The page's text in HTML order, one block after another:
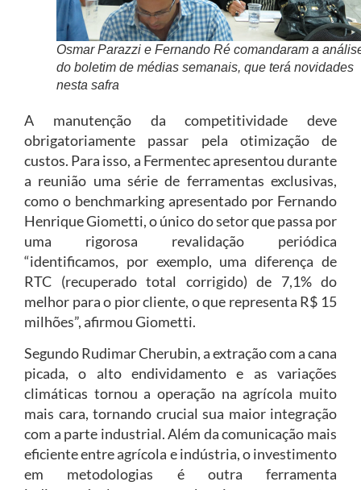
Osmar Parazzi e Fernando Ré comandaram a
do boletim de médias semanais, que terá novidades
nesta safra
A manutenção da competitividade deve
obrigatoriamente passar pela otimização de
custos. Para isso, a Fermentec apresentou durante
a reunião uma série de ferramentas exclusivas,
como o benchmarking apresentado por Fernando
Henrique Giometti, o único do setor que passa por
uma rigorosa revalidação periódica
“identificamos, por exemplo, uma diferença de
RTC (recuperado total corrigido) de 7,1% do
melhor para o pior cliente, o que representa R$ 15
milhões”, afirmou Giometti.
Segundo Rudimar Cherubin, a extração com a cana
picada, o alto endividamento e as variações
climáticas tornou a operação na agrícola muito
mais cara, tornando crucial sua maior integração
com a parte industrial. Além da comunicação mais
eficiente entre agrícola e indústria, o investimento
em metodologias é outra ferramenta